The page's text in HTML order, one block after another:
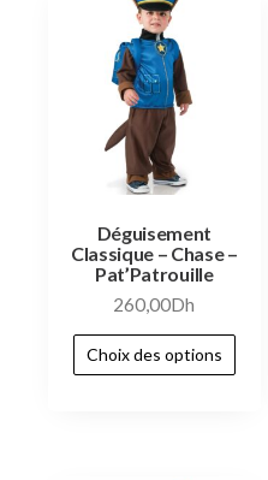
Déguisement
Classique – Chase –
Pat’Patrouille
260,00Dh
Choix des options